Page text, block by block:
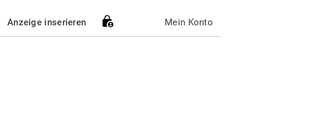
Anzeige inserieren Mein Konto